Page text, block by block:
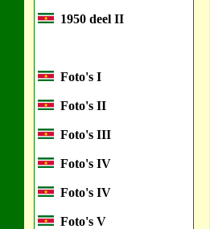
1950 deel II
Foto's I
Foto's II
Foto's III
Foto's IV
Foto's IV
Foto's V